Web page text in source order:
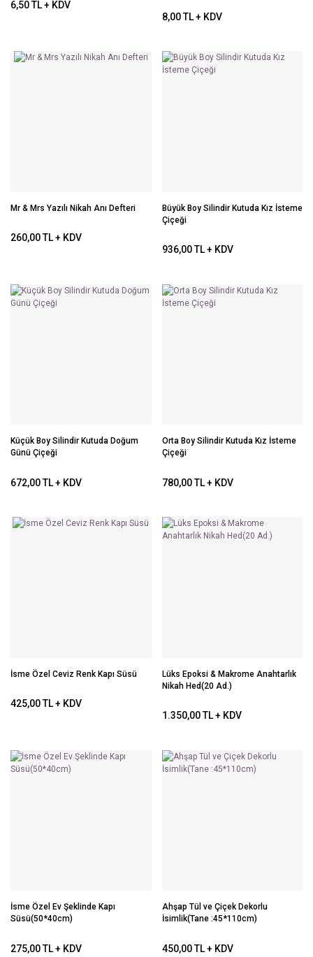
6,50 TL + KDV
8,00 TL + KDV
Mr & Mrs Yazılı Nikah Anı Defteri
260,00 TL + KDV
Büyük Boy Silindir Kutuda Kız İsteme
Çiçeği
936,00 TL + KDV
Küçük Boy Silindir Kutuda Doğum
Günü Çiçeği
672,00 TL + KDV
Orta Boy Silindir Kutuda Kız İsteme
Çiçeği
780,00 TL + KDV
İsme Özel Ceviz Renk Kapı Süsü
425,00 TL + KDV
Lüks Epoksi & Makrome Anahtarlık
Nikah Hed(20 Ad.)
1.350,00 TL + KDV
İsme Özel Ev Şeklinde Kapı
Süsü(50*40cm)
275,00 TL + KDV
Ahşap Tül ve Çiçek Dekorlu
İsimlik(Tane :45*110cm)
450,00 TL + KDV